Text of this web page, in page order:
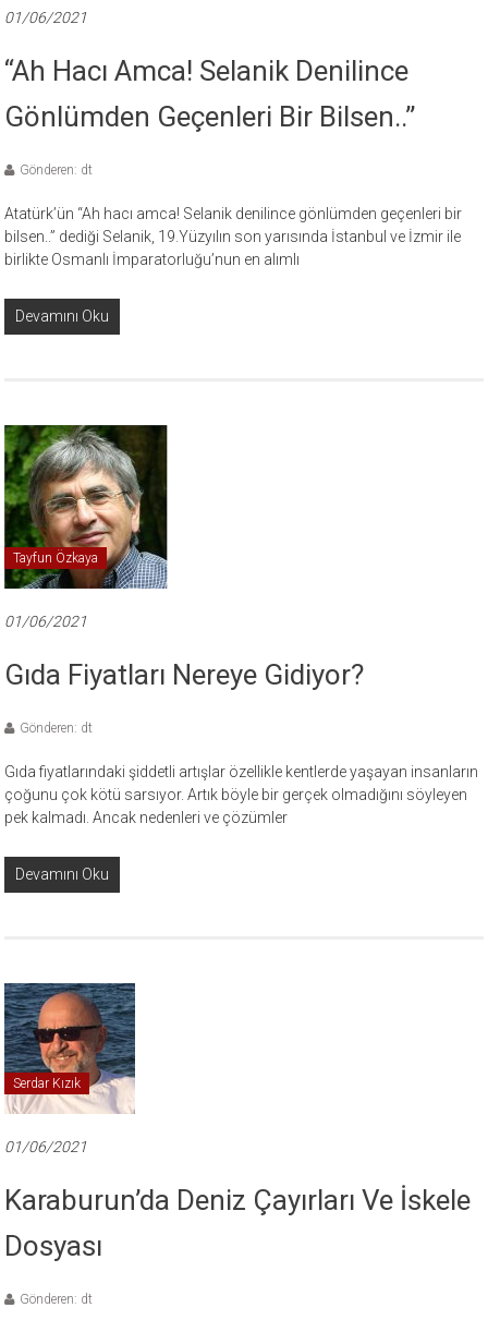
01/06/2021
“Ah Hacı Amca! Selanik Denilince
Gönlümden Geçenleri Bir Bilsen..”
Gönderen: dt
Atatürk’ün “Ah hacı amca! Selanik denilince gönlümden geçenleri bir
bilsen..” dediği Selanik, 19.Yüzyılın son yarısında İstanbul ve İzmir ile
birlikte Osmanlı İmparatorluğu’nun en alımlı
Devamını Oku
Tayfun Özkaya
01/06/2021
Gıda Fiyatları Nereye Gidiyor?
Gönderen: dt
Gıda fiyatlarındaki şiddetli artışlar özellikle kentlerde yaşayan insanların
çoğunu çok kötü sarsıyor. Artık böyle bir gerçek olmadığını söyleyen
pek kalmadı. Ancak nedenleri ve çözümler
Devamını Oku
Serdar Kızık
01/06/2021
Karaburun’da Deniz Çayırları Ve İskele
Dosyası
Gönderen: dt